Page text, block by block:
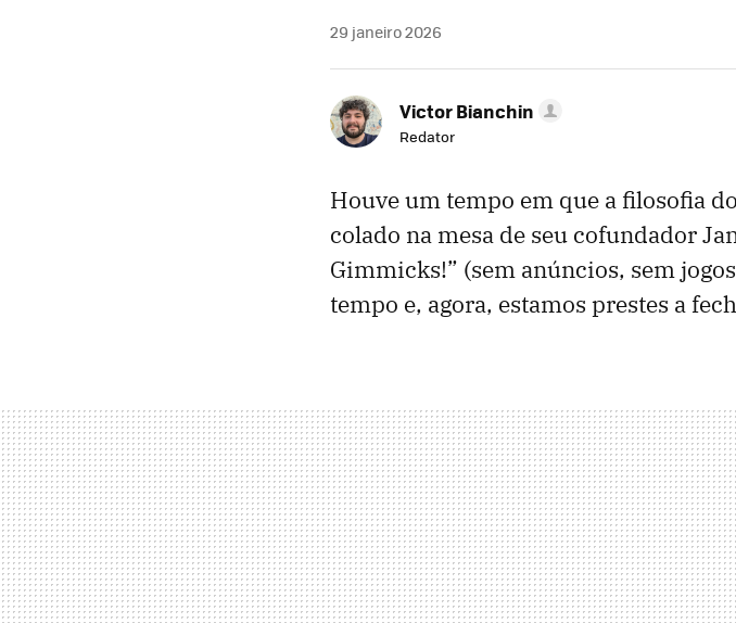
29 janeiro 2026
Victor Bianchin
Redator
Houve um tempo em que a filosofia
colado na mesa de seu cofundador
Gimmicks!” (sem anúncios, sem
tempo e, agora, estamos prestes a